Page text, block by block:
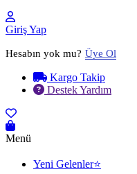
Giriş Yap
Hesabın yok mu? Üye Ol
Kargo Takip
Destek Yardım
Menü
Yeni Gelenler⭐